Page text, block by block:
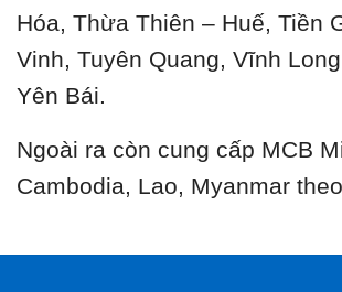
Hóa, Thừa Thiên – Huế, Tiền
Vinh, Tuyên Quang, Vĩnh
Yên Bái.
Ngoài ra còn cung cấp MCB
Cambodia, Lao, Myanmar